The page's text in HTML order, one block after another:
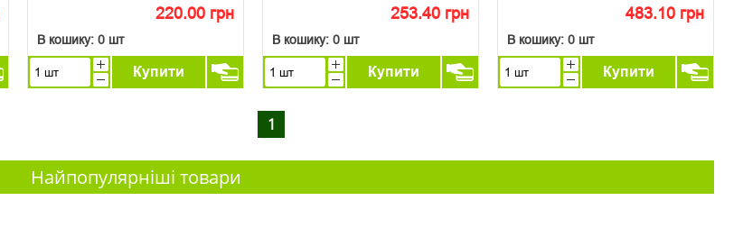
220.00 грн
В кошику: 0 шт
Купити
253.40 грн
В кошику: 0 шт
Купити
483.10 грн
В кошику: 0 шт
Купити
1
Найпопулярніші товари